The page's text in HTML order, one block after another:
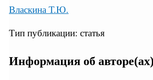
Власкина Т.Ю.
Тип публикации: статья
Информация об авторе(ах)